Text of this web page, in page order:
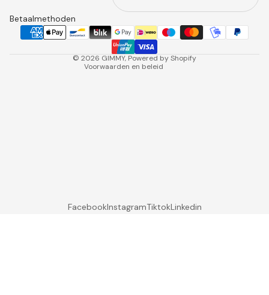
Betaalmethoden
© 2026 GIMMY, Powered by Shopify
Voorwaarden en beleid
Wettelijke kennisgeving
FacebookInstagramTiktokLinkedin